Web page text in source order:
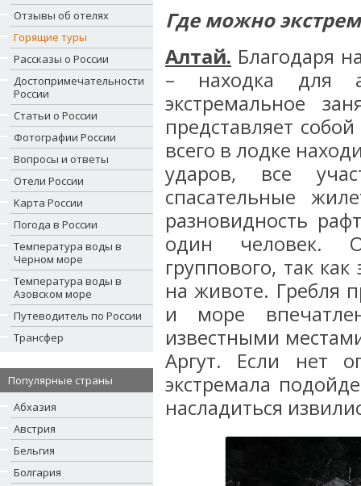
Отзывы об отелях
Горящие туры
Рассказы о России
Достопримечательности
России
Статьи о России
Фотографии России
Вопросы и ответы
Отели России
Карта России
Погода в России
Температура воды в
Черном море
Температура воды в
Азовском море
Путеводитель по России
Трансфер
Популярные страны
Абхазия
Австрия
Бельгия
Болгария
Где можно
Алтай. Благодаря
– находка для
экстремальное
представляет
всего в лодке
ударов, все
спасательные
разновидность
один человек.
группового, так
на животе. Гребля
и море
известными
Аргут. Если нет
экстремала
насладиться